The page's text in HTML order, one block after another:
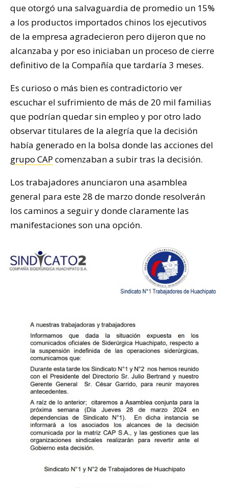
que otorgó una salvaguardia de promedio un 15%
a los productos importados chinos los ejecutivos
de la empresa agradecieron pero dijeron que no
alcanzaba y por eso iniciaban un proceso de cierre
definitivo de la Compañía que tardaría 3 meses.
Es curioso o más bien es contradictorio ver
escuchar el sufrimiento de más de 20 mil familias
que podrían quedar sin empleo y por otro lado
observar titulares de la alegría que la decisión
había generado en la bolsa donde las acciones del
grupo CAP comenzaban a subir tras la decisión.
Los trabajadores anunciaron una asamblea
general para este 28 de marzo donde resolverán
los caminos a seguir y donde claramente las
manifestaciones son una opción.